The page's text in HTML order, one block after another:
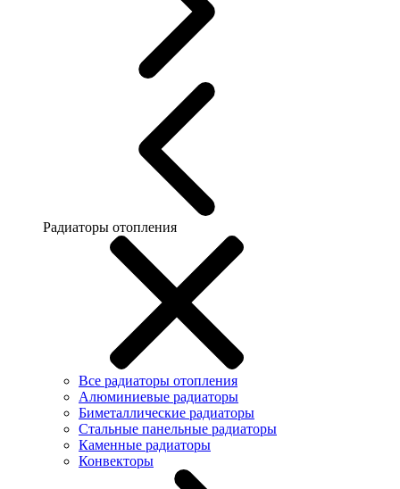
Радиаторы отопления
Все радиаторы отопления
Алюминиевые радиаторы
Биметаллические радиаторы
Стальные панельные радиаторы
Каменные радиаторы
Конвекторы